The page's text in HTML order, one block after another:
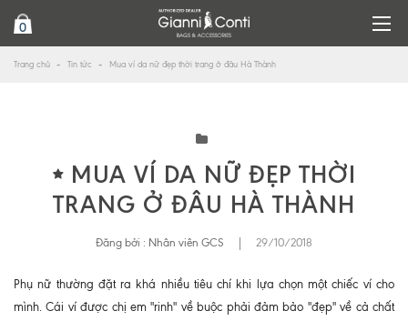
0
Trang chủ Tin tức Mua ví da nữ đẹp thời trang ở đâu Hà Thành
MUA VÍ DA NỮ ĐẸP THỜI
TRANG Ở ĐÂU HÀ THÀNH
Đăng bởi : Nhân viên GCS 29/10/2018
Phụ nữ thường đặt ra khá nhiều tiêu chí khi lựa chọn một chiếc ví cho
mình. Cái ví được chị em "rinh" về buộc phải đảm bảo "đẹp" về cả chất